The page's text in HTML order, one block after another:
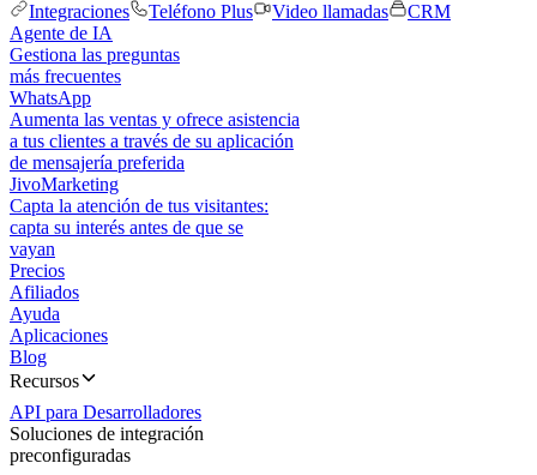
Integraciones
Teléfono Plus Video llamadas
CRM
Agente de IA
Gestiona las preguntas
más frecuentes
WhatsApp
Aumenta las ventas y ofrece asistencia
a tus clientes a través de su aplicación
de mensajería preferida
JivoMarketing
Capta la atención de tus visitantes:
capta su interés antes de que se
vayan
Precios
Afiliados
Ayuda
Aplicaciones
Blog
Recursos
API para Desarrolladores
Soluciones de integración
preconfiguradas